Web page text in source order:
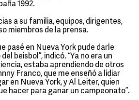
1992.
a su familia, equipos, dirigentes,
miembros de la prensa.
pasé en Nueva York pude darle
beisbol”, indicó. “Ya no era un
estaba aprendiendo de otros
Franco, que me enseñó a lidiar
en Nueva York, y Al Leiter, quien
hacer para ganar un campeonato”.